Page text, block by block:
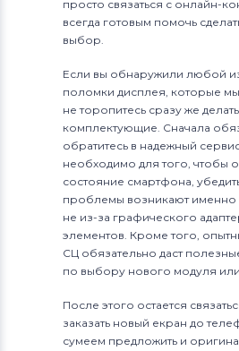
просто связаться с онлайн-
всегда готовым помочь
выбор.
Если вы обнаружили любой
поломки дисплея, которые
не торопитесь сразу же
комплектующие. Сначала
обратитесь в надежный
необходимо для того, чтобы
состояние смартфона,
проблемы возникают именно
не из-за графического
элементов. Кроме того,
СЦ обязательно даст
по выбору нового модуля или
После этого остается
заказать новый екран до
сумеем предложить и